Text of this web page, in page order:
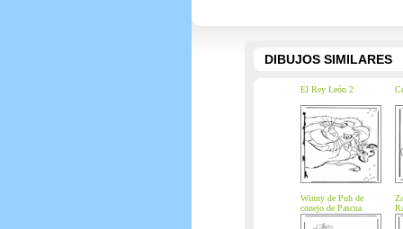
DIBUJOS SIMILARES
El Rey León 2
Winny de Puh de
conejo de Pascua